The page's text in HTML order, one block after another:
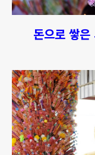
돈으로 쌓